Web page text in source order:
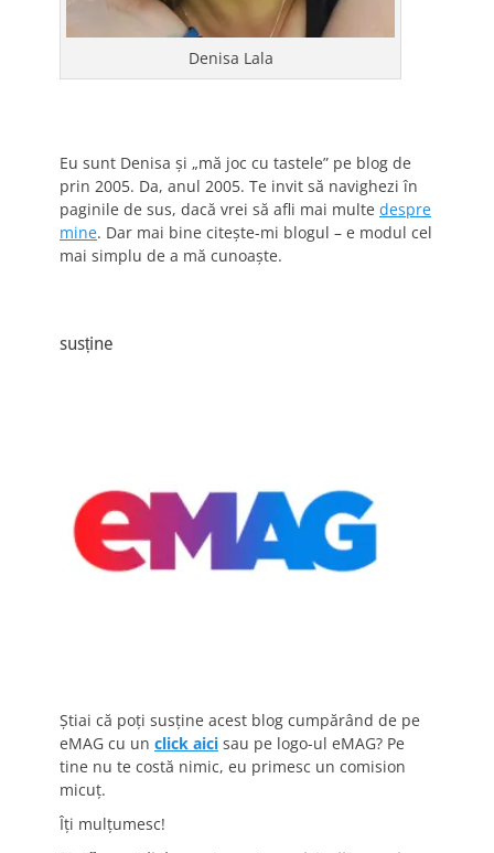
Denisa Lala
Eu sunt Denisa și „mă joc cu tastele” pe blog de
prin 2005. Da, anul 2005. Te invit să navighezi în
paginile de sus, dacă vrei să afli mai multe despre
mine. Dar mai bine citește-mi blogul – e modul cel
mai simplu de a mă cunoaște.
susține
Știai că poți susține acest blog cumpărând de pe
eMAG cu un click aici sau pe logo-ul eMAG? Pe
tine nu te costă nimic, eu primesc un comision
micuț.
Îți mulțumesc!